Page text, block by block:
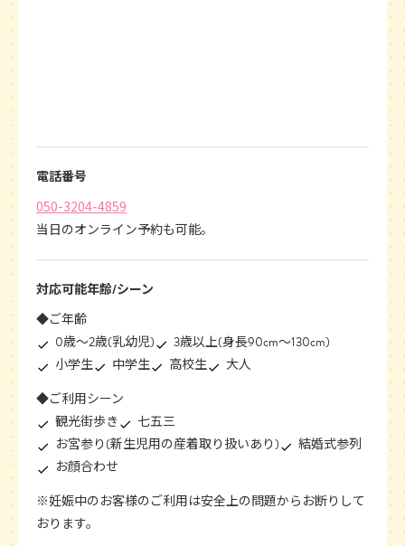
電話番号
050-3204-4859
当日のオンライン予約も可能。
対応可能年齢/シーン
◆ご年齢
0歳〜2歳(乳幼児)
3歳以上(身長90cm〜130cm)
小学生
中学生 高校生
大人
◆ご利用シーン
観光街歩き
七五三
お宮参り(新生児用の産着取り扱いあり)
結婚式参列
お顔合わせ
※妊娠中のお客様のご利用は安全上の問題からお断りして
おります。